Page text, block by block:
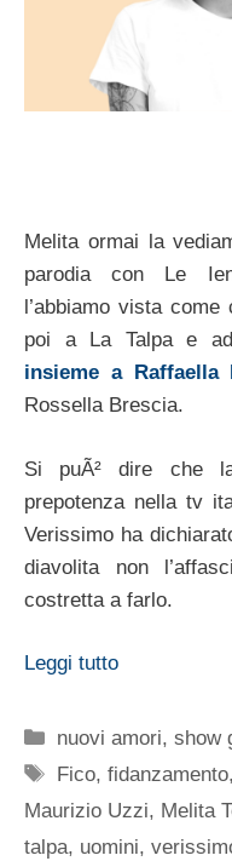
Melita ormai la
parodia con Le
l’abbiamo vista
poi a La Talpa e
insieme a Raffaella
Rossella Brescia.
Si puÃ² dire che
prepotenza nella tv
Verissimo ha
diavolita non
costretta a farlo.
Leggi tutto
Categorie
nuovi amori,show
Tag
Fico,fidanzamento
Maurizio Uzzi, Melita
talpa, uomini,